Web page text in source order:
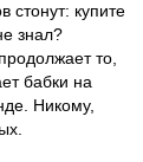
стонут: купите
знал?
то,
бабки на
Никому,